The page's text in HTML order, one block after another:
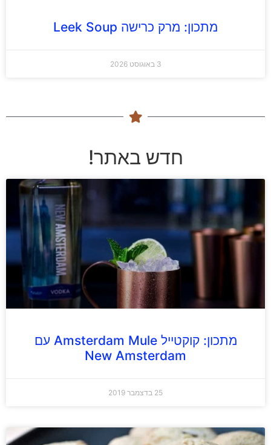
מתכון: מרק כרישה Leek Soup
3 באוגוסט 2026
חדש באתר!
מתכון: קוקטייל Amsterdam Mule עם
New Amsterdam
25 בדצמבר 2019